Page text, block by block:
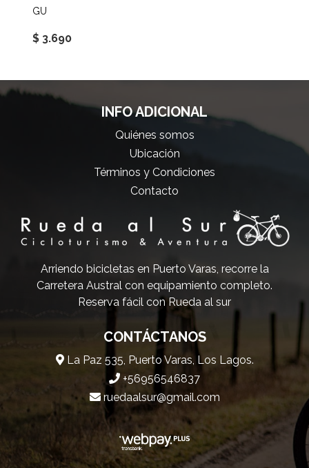
GU
$ 3.690
INFO ADICIONAL
Quiénes somos
Ubicación
Términos y Condiciones
Contacto
Arriendo bicicletas en Puerto Varas, recorre la
Carretera Austral con equipamiento completo.
Reserva fácil con Rueda al sur
CONTÁCTANOS
La Paz 535, Puerto Varas, Los Lagos.
+56956546837
ruedaalsur@gmail.com